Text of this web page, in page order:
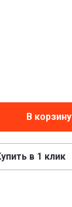
В корзину
в 1 клик